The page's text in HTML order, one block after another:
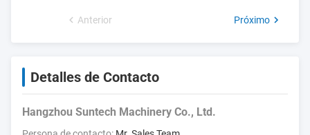
Anterior Próximo
Detalles de Contacto
Hangzhou Suntech Machinery Co., Ltd.